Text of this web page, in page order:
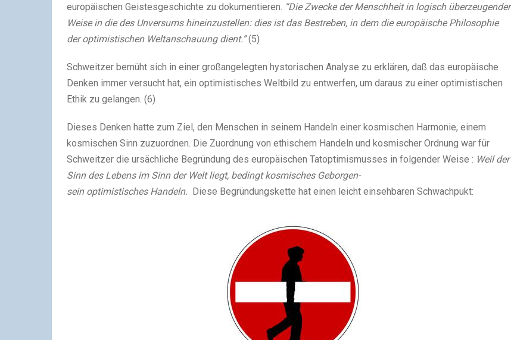
europäischen Geistesgeschichte zu dokumentieren. “Die Zwecke der Menschheit in logisch überzeugender
Weise in die des Unversums hineinzustellen: dies ist das Bestreben, in dem die europäische Philosophie
der optimistischen Weltanschauung dient.”(5)
Schweitzer bemüht sich in einer großangelegten hystorischen Analyse zu erklären, daß das europäische
Denken immer versucht hat, ein optimistisches Weltbild zu entwerfen, um daraus zu einer optimistischen
Ethik zu gelangen. (6)
Dieses Denken hatte zum Ziel, den Menschen in seinem Handeln einer kosmischen Harmonie, einem
kosmischen Sinn zuzuordnen. Die Zuordnung von ethischem Handeln und kosmischer Ordnung war für
Schweitzer die ursächliche Begründung des europäischen Tatoptimismusses in folgender Weise : Weil der
Sinn des Lebens im Sinn der Welt liegt, bedingt kosmisches Geborgen-
sein optimistisches Handeln. Diese Begründungskette hat einen leicht einsehbaren Schwachpukt: